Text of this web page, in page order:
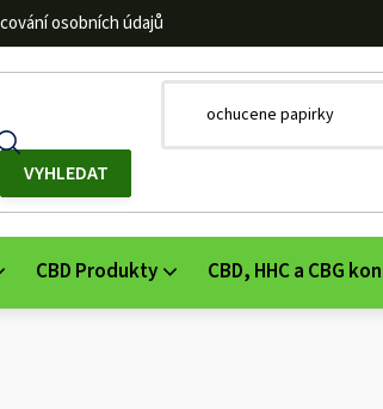
osobních údajů
CBD Produkty CBD, HHC a CBG